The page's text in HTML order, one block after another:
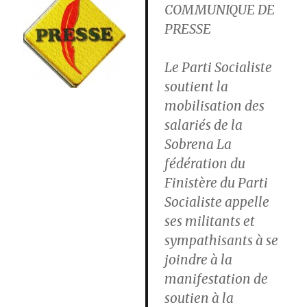
COMMUNIQUE DE
PRESSE
Le Parti Socialiste
soutient la
mobilisation des
salariés de la
Sobrena La
fédération du
Finistère du Parti
Socialiste appelle
ses militants et
sympathisants à se
joindre à la
manifestation de
soutien à la